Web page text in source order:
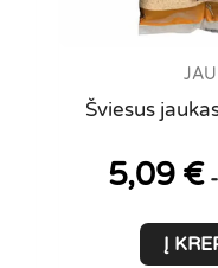
Šviesus
5,09 €-
Į